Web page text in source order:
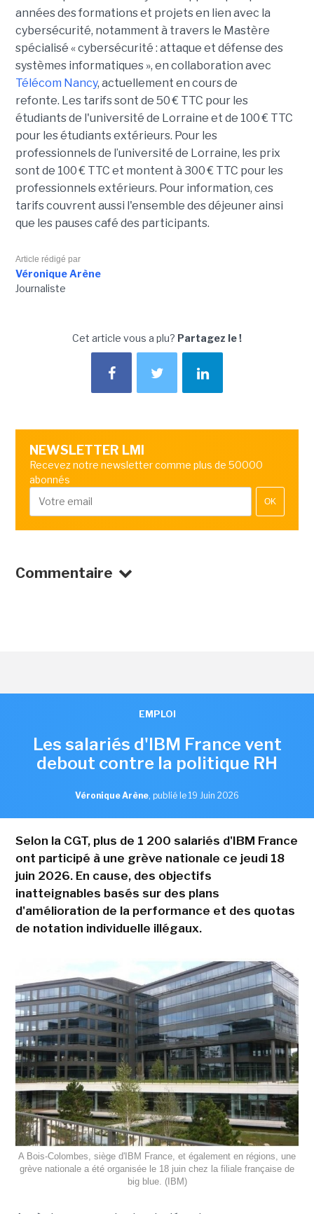
années des formations et projets en lien avec la
cybersécurité, notamment à travers le Mastère
spécialisé « cybersécurité : attaque et défense des
systèmes informatiques », en collaboration avec
Télécom Nancy, actuellement en cours de
refonte. Les tarifs sont de 50 € TTC pour les
étudiants de l'université de Lorraine et de 100 € TTC
pour les étudiants extérieurs. Pour les
professionnels de l’université de Lorraine, les prix
sont de 100 € TTC et montent à 300 € TTC pour les
professionnels extérieurs. Pour information, ces
tarifs couvrent aussi l'ensemble des déjeuner ainsi
que les pauses café des participants.
Article rédigé par
Véronique Arène
Journaliste
Cet article vous a plu? Partagez le !
NEWSLETTER LMI
Recevez notre newsletter comme plus de 50000
abonnés
OK
Commentaire
EMPLOI
Les salariés d'IBM France vent
debout contre la politique RH
Véronique Arène, publié le 19 Juin 2026
Selon la CGT, plus de 1 200 salariés d'IBM France
ont participé à une grève nationale ce jeudi 18
juin 2026. En cause, des objectifs
inatteignables basés sur des plans
d'amélioration de la performance et des quotas
de notation individuelle illégaux.
A Bois-Colombes, siège d'IBM France, et également en régions, une
grève nationale a été organisée le 18 juin chez la filiale française de
big blue. (IBM)